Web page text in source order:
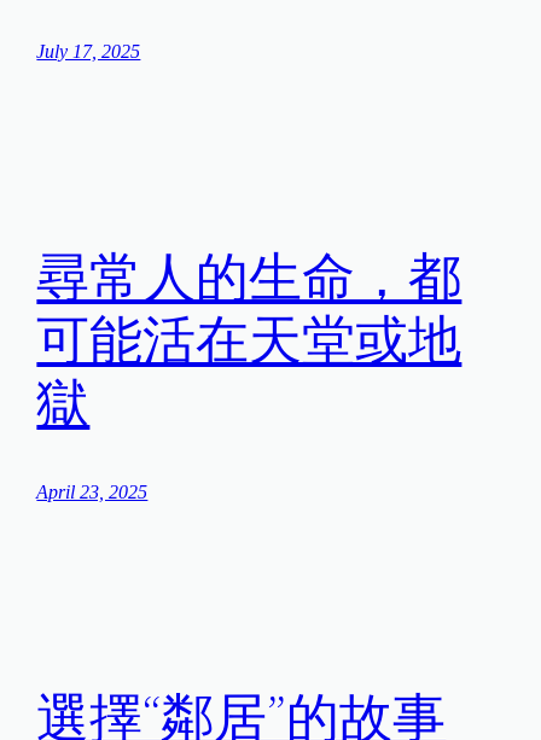
July 17, 2025
尋常人的生命，都
可能活在天堂或地
獄
April 23, 2025
選擇“鄰居”的故事